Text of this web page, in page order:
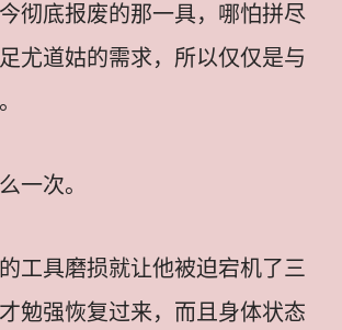
彻底报废的那一具，哪怕拼尽
尤道姑的需求，所以仅仅是与
一次。
工具磨损就让他被迫宕机了三
勉强恢复过来，而且身体状态